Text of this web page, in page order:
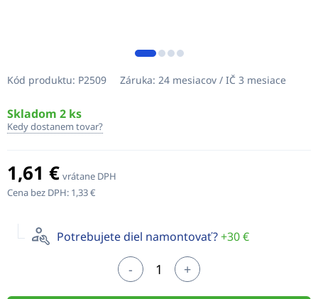
Kód produktu: P2509 Záruka: 24 mesiacov / IČ 3 mesiace
Skladom 2 ks
Kedy dostanem tovar?
1,61 € vrátane DPH
Cena bez DPH: 1,33 €
Potrebujete diel namontovať?+30 €
- +